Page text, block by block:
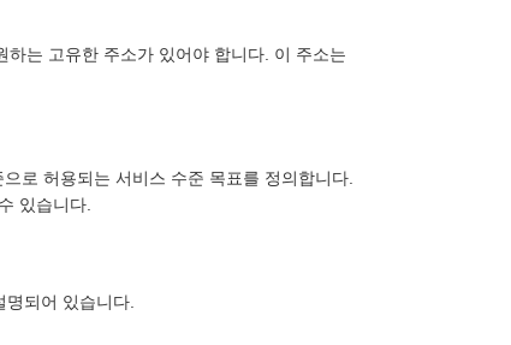
는 고유한 주소가 있어야 합니다. 이 주소는
로 허용되는 서비스 수준 목표를 정의합니다.
있습니다.
명되어 있습니다.